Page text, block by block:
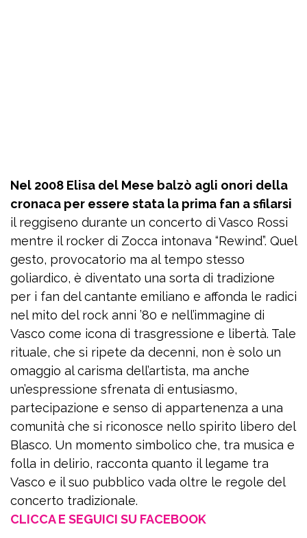
Nel 2008 Elisa del Mese balzò agli onori della
cronaca per essere stata la prima fan a sfilarsi
il reggiseno durante un concerto di Vasco Rossi
mentre il rocker di Zocca intonava “Rewind”. Quel
gesto, provocatorio ma al tempo stesso
goliardico, è diventato una sorta di tradizione
per i fan del cantante emiliano e affonda le radici
nel mito del rock anni ’80 e nell’immagine di
Vasco come icona di trasgressione e libertà. Tale
rituale, che si ripete da decenni, non è solo un
omaggio al carisma dell’artista, ma anche
un’espressione sfrenata di entusiasmo,
partecipazione e senso di appartenenza a una
comunità che si riconosce nello spirito libero del
Blasco. Un momento simbolico che, tra musica e
folla in delirio, racconta quanto il legame tra
Vasco e il suo pubblico vada oltre le regole del
concerto tradizionale.
CLICCA E SEGUICI SU FACEBOOK